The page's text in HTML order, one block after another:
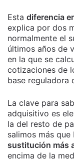
Esta diferencia
explica por dos
normalmente el
últimos años de
en la que se
cotizaciones de
base reguladora
La clave para
adquisitivo es
la del resto de
salimos más que
sustitución más
encima de la